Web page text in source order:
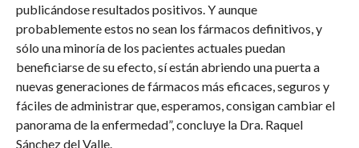
publicándose resultados positivos. Y aunque
probablemente estos no sean los fármacos definitivos, y
sólo una minoría de los pacientes actuales puedan
beneficiarse de su efecto, sí están abriendo una puerta a
nuevas generaciones de fármacos más eficaces, seguros y
fáciles de administrar que, esperamos, consigan cambiar el
panorama de la enfermedad”, concluye la Dra. Raquel
Sánchez del Valle.